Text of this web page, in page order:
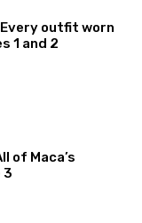
Every outfit worn
1 and 2
of Maca’s
3